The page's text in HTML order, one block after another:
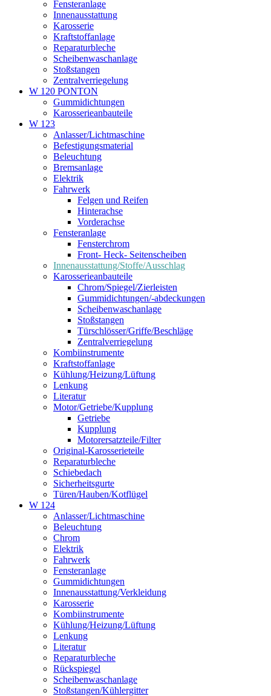
Fensteranlage
Innenausstattung
Karosserie
Kraftstoffanlage
Reparaturbleche
Scheibenwaschanlage
Stoßstangen
Zentralverriegelung
W 120 PONTON
Gummidichtungen
Karosserieanbauteile
W 123
Anlasser/Lichtmaschine
Befestigungsmaterial
Beleuchtung
Bremsanlage
Elektrik
Fahrwerk
Felgen und Reifen
Hinterachse
Vorderachse
Fensteranlage
Fensterchrom
Front- Heck- Seitenscheiben
Innenausstattung/Stoffe/Ausschlag
Karosserieanbauteile
Chrom/Spiegel/Zierleisten
Gummidichtungen/-abdeckungen
Scheibenwaschanlage
Stoßstangen
Türschlösser/Griffe/Beschläge
Zentralverriegelung
Kombiinstrumente
Kraftstoffanlage
Kühlung/Heizung/Lüftung
Lenkung
Literatur
Motor/Getriebe/Kupplung
Getriebe
Kupplung
Motorersatzteile/Filter
Original-Karosserieteile
Reparaturbleche
Schiebedach
Sicherheitsgurte
Türen/Hauben/Kotflügel
W 124
Anlasser/Lichtmaschine
Beleuchtung
Chrom
Elektrik
Fahrwerk
Fensteranlage
Gummidichtungen
Innenausstattung/Verkleidung
Karosserie
Kombiinstrumente
Kühlung/Heizung/Lüftung
Lenkung
Literatur
Reparaturbleche
Rückspiegel
Scheibenwaschanlage
Stoßstangen/Kühlergitter